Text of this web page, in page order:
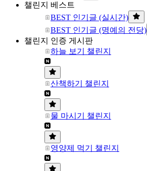
챌린지 베스트
BEST 인기글 (실시간)
BEST 인기글 (명예의 전당)
챌린지 인증 게시판
하늘 보기 챌린지
산책하기 챌린지
물 마시기 챌린지
영양제 먹기 챌린지